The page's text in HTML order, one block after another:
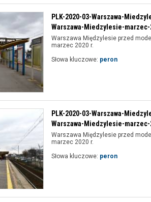
PLK-2020-03-Warszawa-
Warszawa-Miedzylesie-
Warszawa Międzylesie przed
marzec 2020 r.
Słowa kluczowe: peron
PLK-2020-03-Warszawa-
Warszawa-Miedzylesie-
Warszawa Międzylesie przed
marzec 2020 r.
Słowa kluczowe: peron